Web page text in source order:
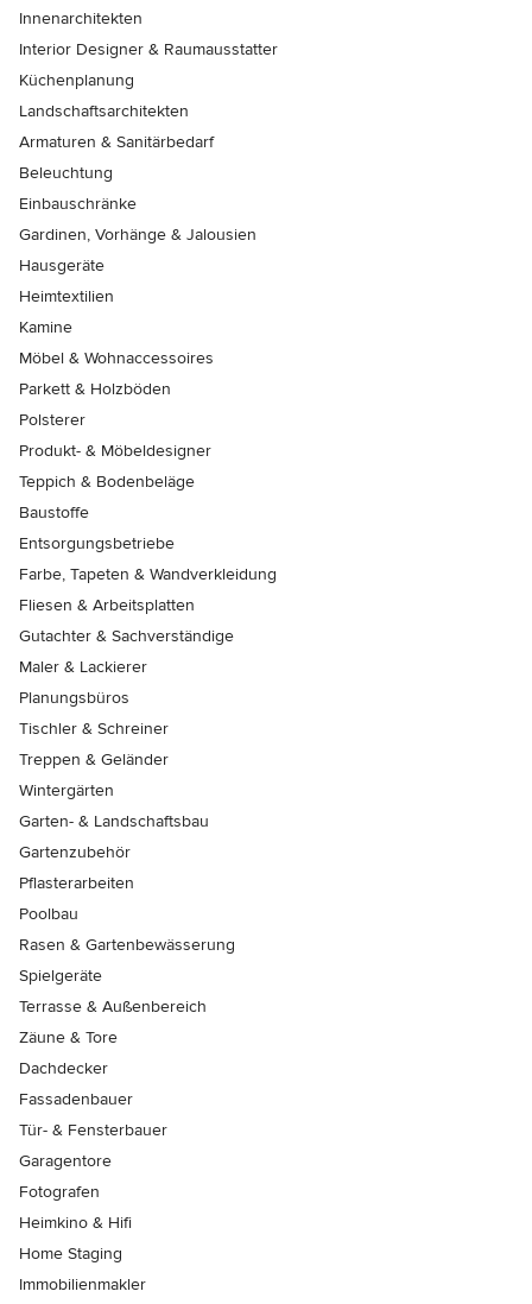
Innenarchitekten
Interior Designer & Raumausstatter
Küchenplanung
Landschaftsarchitekten
Armaturen & Sanitärbedarf
Beleuchtung
Einbauschränke
Gardinen, Vorhänge & Jalousien
Hausgeräte
Heimtextilien
Kamine
Möbel & Wohnaccessoires
Parkett & Holzböden
Polsterer
Produkt- & Möbeldesigner
Teppich & Bodenbeläge
Baustoffe
Entsorgungsbetriebe
Farbe, Tapeten & Wandverkleidung
Fliesen & Arbeitsplatten
Gutachter & Sachverständige
Maler & Lackierer
Planungsbüros
Tischler & Schreiner
Treppen & Geländer
Wintergärten
Garten- & Landschaftsbau
Gartenzubehör
Pflasterarbeiten
Poolbau
Rasen & Gartenbewässerung
Spielgeräte
Terrasse & Außenbereich
Zäune & Tore
Dachdecker
Fassadenbauer
Tür- & Fensterbauer
Garagentore
Fotografen
Heimkino & Hifi
Home Staging
Immobilienmakler